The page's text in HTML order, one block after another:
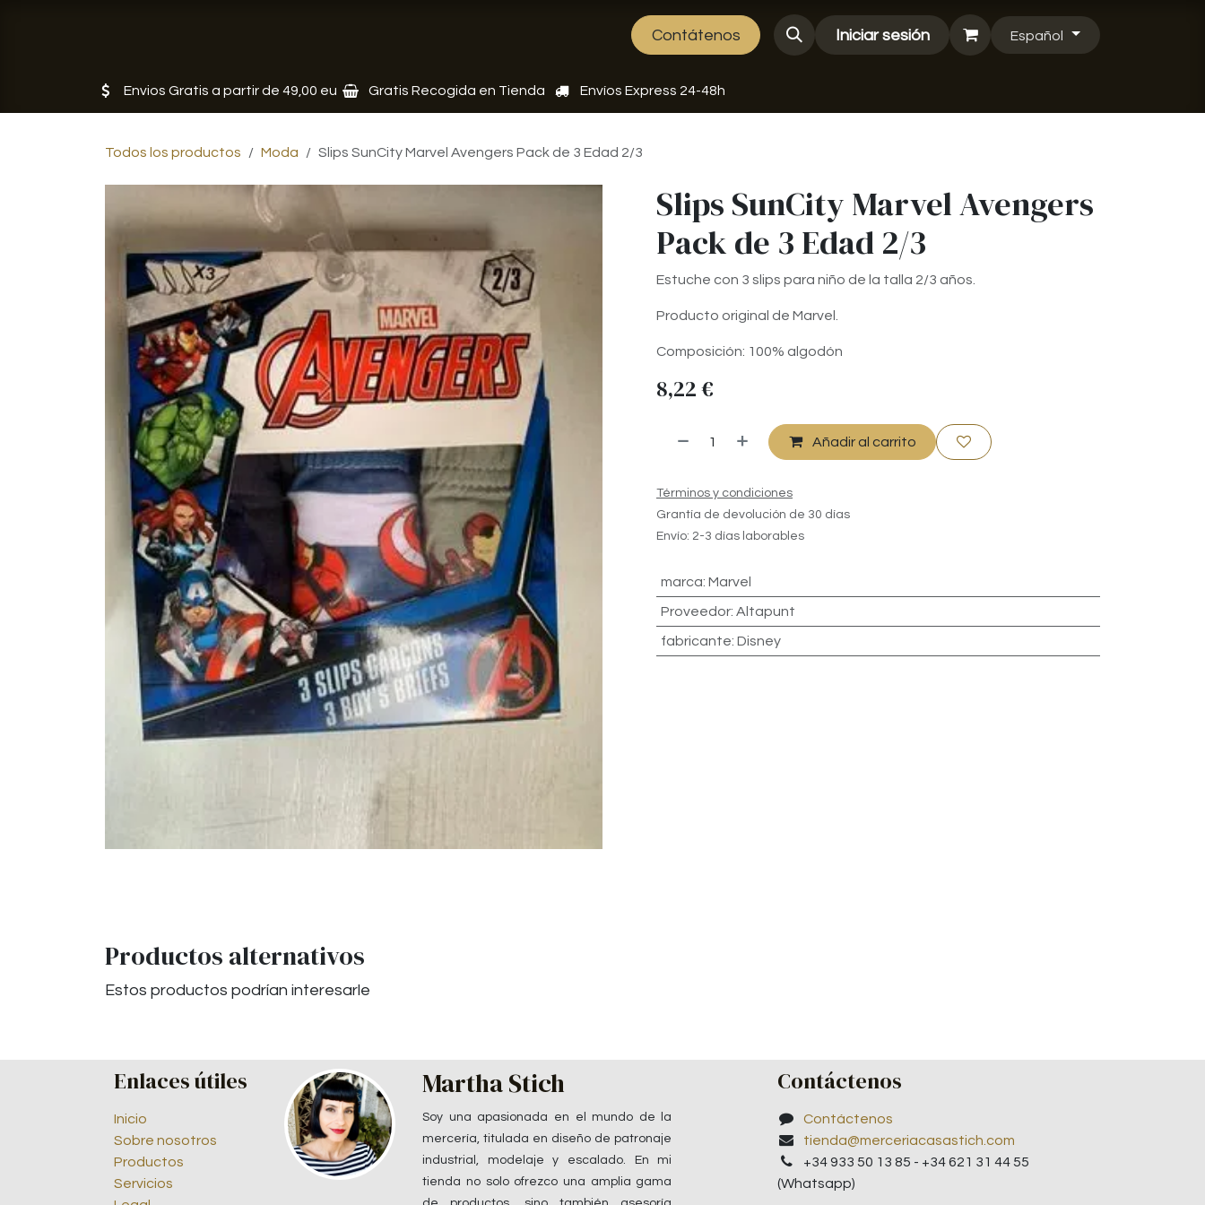
Contátenos Iniciar sesión Español
Envios Gratis a partir de 49,00 eu Gratis Recogida en Tienda Envíos Express 24-48h
Todos los productos Moda Slips SunCity Marvel Avengers Pack de 3 Edad 2/3
Slips SunCity Marvel Avengers
Pack de 3 Edad 2/3
Estuche con 3 slips para niño de la talla 2/3 años.
Producto original de Marvel.
Composición: 100% algodón
8,22€
Añadir al carrito
Términos y condiciones
Grantía de devolución de 30 días
Envío: 2-3 días laborables
marca: Marvel
Proveedor: Altapunt
fabricante: Disney
Productos alternativos
Estos productos podrían interesarle
Enlaces útiles
Inicio
Sobre nosotros
Productos
Servicios
Contáctenos
Contáctenos
tienda@merceriacasastich.com
+34 933 50 13 85 - +34 621 31 44 55
(Whatsapp)
Martha Stich
Soy una apasionada en el mundo de la
mercería, titulada en diseño de patronaje
industrial, modelaje y escalado. En mi
tienda no solo ofrezco una amplia gama